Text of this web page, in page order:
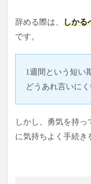
辞める際は、 しかる
です。
1週間という短い
どうあれ言いにく
しかし、勇気を持
に気持ちよく手続き